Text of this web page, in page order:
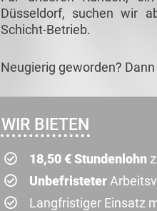
Düsseldorf, suchen wir
Schicht-Betrieb.
Neugierig geworden?
WIR BIETEN
18,50 € Stundenlohn
Unbefristeter
Langfristiger Einsatz